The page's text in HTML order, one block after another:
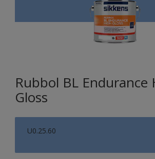
Rubbol BL Endurance
Gloss
U0.25.60